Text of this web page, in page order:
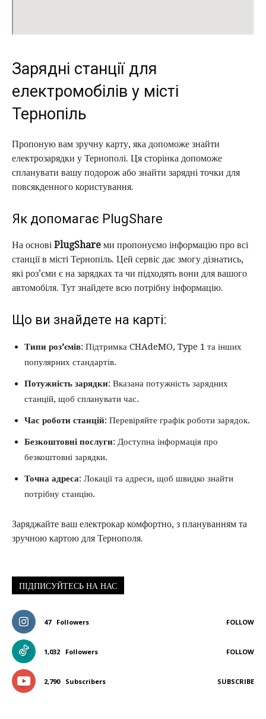
Зарядні станції для
електромобілів у місті
Тернопіль
Пропоную вам зручну карту, яка допоможе знайти
електрозарядки у Тернополі. Ця сторінка допоможе
спланувати вашу подорож або знайти зарядні точки для
повсякденного користування.
Як допомагає PlugShare
На основі PlugShare ми пропонуємо інформацію про всі
станції в місті Тернопіль. Цей сервіс дає змогу дізнатись,
які роз’єми є на зарядках та чи підходять вони для вашого
автомобіля. Тут знайдете всю потрібну інформацію.
Що ви знайдете на карті:
Типи роз’ємів: Підтримка CHAdeMO, Type 1 та інших
популярних стандартів.
Потужність зарядки: Вказана потужність зарядних
станцій, щоб спланувати час.
Час роботи станцій: Перевіряйте графік роботи зарядок.
Безкоштовні послуги: Доступна інформація про
безкоштовні зарядки.
Точна адреса: Локації та адреси, щоб швидко знайти
потрібну станцію.
Заряджайте ваш електрокар комфортно, з плануванням та
зручною картою для Тернополя.
ПІДПИСУЙТЕСЬ НА НАС
47 Followers FOLLOW
1,032 Followers FOLLOW
2,790 Subscribers SUBSCRIBE